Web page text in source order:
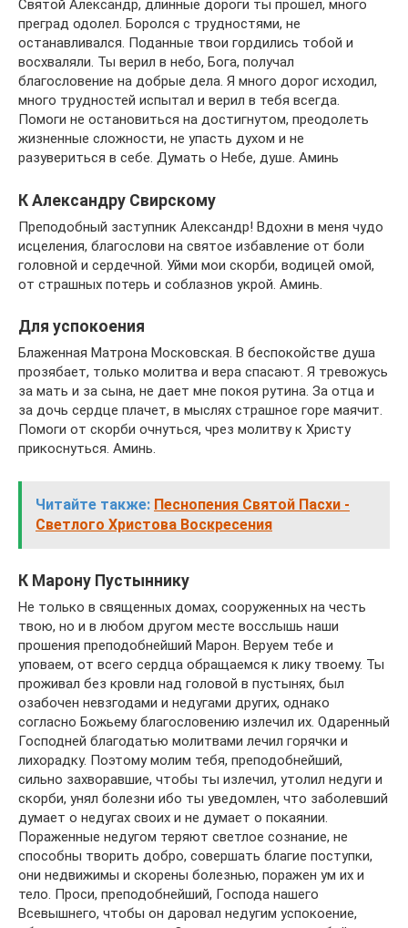
Святой Александр, длинные дороги ты прошел, много
преград одолел. Боролся с трудностями, не
останавливался. Поданные твои гордились тобой и
восхваляли. Ты верил в небо, Бога, получал
благословение на добрые дела. Я много дорог исходил,
много трудностей испытал и верил в тебя всегда.
Помоги не остановиться на достигнутом, преодолеть
жизненные сложности, не упасть духом и не
разувериться в себе. Думать о Небе, душе. Аминь
К Александру Свирскому
Преподобный заступник Александр! Вдохни в меня чудо
исцеления, благослови на святое избавление от боли
головной и сердечной. Уйми мои скорби, водицей омой,
от страшных потерь и соблазнов укрой. Аминь.
Для успокоения
Блаженная Матрона Московская. В беспокойстве душа
прозябает, только молитва и вера спасают. Я тревожусь
за мать и за сына, не дает мне покоя рутина. За отца и
за дочь сердце плачет, в мыслях страшное горе маячит.
Помоги от скорби очнуться, чрез молитву к Христу
прикоснуться. Аминь.
Читайте также: Песнопения Святой Пасхи -
Светлого Христова Воскресения
К Марону Пустыннику
Не только в священных домах, сооруженных на честь
твою, но и в любом другом месте восслышь наши
прошения преподобнейший Марон. Веруем тебе и
уповаем, от всего сердца обращаемся к лику твоему. Ты
проживал без кровли над головой в пустынях, был
озабочен невзгодами и недугами других, однако
согласно Божьему благословению излечил их. Одаренный
Господней благодатью молитвами лечил горячки и
лихорадку. Поэтому молим тебя, преподобнейший,
сильно захворавшие, чтобы ты излечил, утолил недуги и
скорби, унял болезни ибо ты уведомлен, что заболевший
думает о недугах своих и не думает о покаянии.
Пораженные недугом теряют светлое сознание, не
способны творить добро, совершать благие поступки,
они недвижимы и скорены болезнью, поражен ум их и
тело. Проси, преподобнейший, Господа нашего
Всевышнего, чтобы он даровал недугим успокоение,